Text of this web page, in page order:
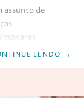
assunto de
de vida dosLENDO →